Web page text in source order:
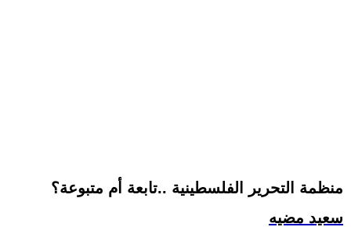
منظمة التحرير الفلسطينية ..تابعة أم متبوعة؟
سعيد مضيه